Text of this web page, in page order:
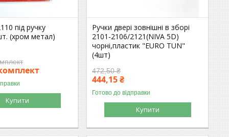
під ручку
(хром метал)
Купити
Ручки двері зовнішні в зборі
2101-2106/2121(NIVA 5D)
чорні,пластик "EURO TUN"
(4шт)
472,50 ₴
444,15 ₴
Готово до відправки
Купити